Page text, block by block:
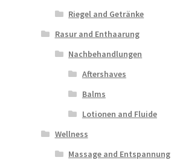
Riegel and Getränke
Rasur and Enthaarung
Nachbehandlungen
Aftershaves
Balms
Lotionen and Fluide
Wellness
Massage and Entspannung